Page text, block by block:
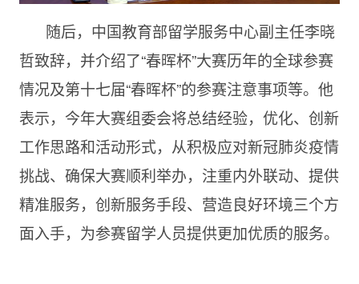
随后，中国教育部留学服务中心副主任李晓
哲致辞，并介绍了“春晖杯”大赛历年的全球参赛
情况及第十七届“春晖杯”的参赛注意事项等。他
表示，今年大赛组委会将总结经验，优化、创新
工作思路和活动形式，从积极应对新冠肺炎疫情
挑战、确保大赛顺利举办，注重内外联动、提供
精准服务，创新服务手段、营造良好环境三个方
面入手，为参赛留学人员提供更加优质的服务。